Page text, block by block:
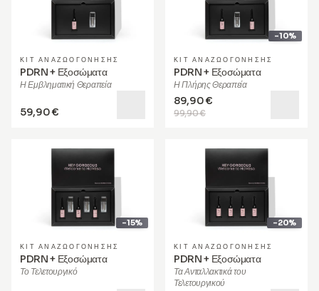
ΚΙΤ ΑΝΑΖΩΟΓΌΝΗΣΗΣ
PDRN + Εξοσώματα
Η Εμβληματική Θεραπεία
59,90 €
-10%
ΚΙΤ ΑΝΑΖΩΟΓΌΝΗΣΗΣ
PDRN + Εξοσώματα
Η Πλήρης Θεραπεία
99,90 €
89,90 €
-15%
ΚΙΤ ΑΝΑΖΩΟΓΌΝΗΣΗΣ
PDRN + Εξοσώματα
Το Τελετουργικό
-20%
ΚΙΤ ΑΝΑΖΩΟΓΌΝΗΣΗΣ
PDRN + Εξοσώματα
Τα Ανταλλακτικά του
Τελετουργικού